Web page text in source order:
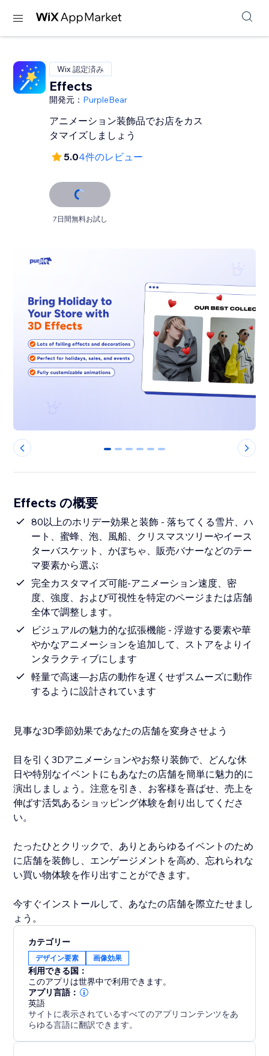
Wix 認定済み
Effects
開発元： PurpleBear
アニメーション装飾品でお店をカス
タマイズしましょう
5.04件のレビュー
7日間無料お試し
0 1 2 3 4 5
Effects の概要
80以上のホリデー効果と装飾 - 落ちてくる雪片、ハ
ート、蜜蜂、泡、風船、クリスマスツリーやイース
ターバスケット、かぼちゃ、販売バナーなどのテー
マ要素から選ぶ
完全カスタマイズ可能-アニメーション速度、密
度、強度、および可視性を特定のページまたは店舗
全体で調整します。
ビジュアルの魅力的な拡張機能 - 浮遊する要素や華
やかなアニメーションを追加して、ストアをよりイ
ンタラクティブにします
軽量で高速—お店の動作を遅くせずスムーズに動作
するように設計されています
見事な3D季節効果であなたの店舗を変身させよう
目を引く3Dアニメーションやお祭り装飾で、どんな休
日や特別なイベントにもあなたの店舗を簡単に魅力的に
演出しましょう。注意を引き、お客様を喜ばせ、売上を
伸ばす活気あるショッピング体験を創り出してくださ
い。
たったひとクリックで、ありとあらゆるイベントのため
に店舗を装飾し、エンゲージメントを高め、忘れられな
い買い物体験を作り出すことができます。
今すぐインストールして、あなたの店舗を際立たせまし
ょう。
カテゴリー
デザイン要素 画像効果
利用できる国：
このアプリは世界中で利用できます。
アプリ言語：
英語
サイトに表示されているすべてのアプリコンテンツをあ
らゆる言語に翻訳できます。